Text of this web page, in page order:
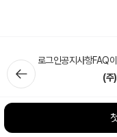
로그인공지사항FAQ
(주